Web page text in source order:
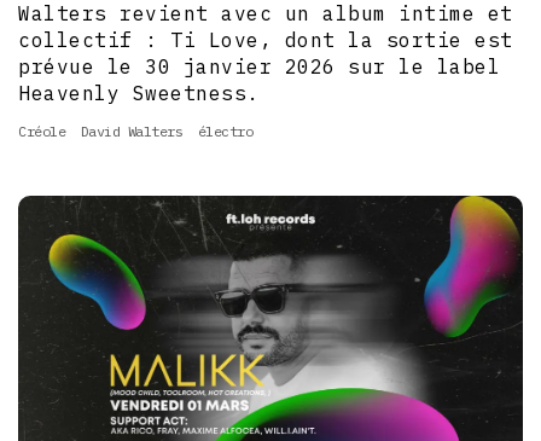
Walters revient avec un album intime et
collectif : Ti Love, dont la sortie est
prévue le 30 janvier 2026 sur le label
Heavenly Sweetness.
Créole David Walters électro